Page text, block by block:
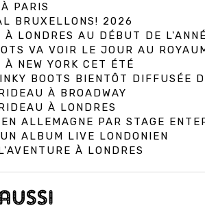
PARIS
BRUXELLONS! 2026
À LONDRES AU DÉBUT DE
VA VOIR LE JOUR AU
NEW YORK CET ÉTÉ
BOOTS BIENTÔT DIFFUSÉE
À BROADWAY
À LONDRES
ALLEMAGNE PAR STAGE
ALBUM LIVE LONDONIEN
À LONDRES